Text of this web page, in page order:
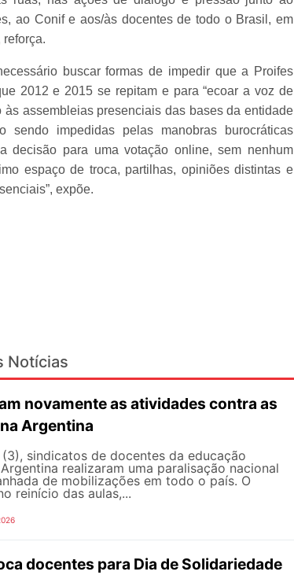
ao Conif e aos/às docentes de todo o Brasil, em
buscar formas de impedir que a Proifes
2012 e 2015 se repitam e para “ecoar a voz de
assembleias presenciais das bases da entidade
impedidas pelas manobras burocráticas
decisão para uma votação online, sem nenhum
espaço de troca, partilhas, opiniões distintas e
expõe.
Notícias
novamente as atividades contra as
Argentina
sindicatos de docentes da educação
realizaram uma paralisação nacional
de mobilizações em todo o país. O
reinício das aulas,...
docentes para Dia de Solidariedade